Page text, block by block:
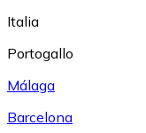
Italia
Portogallo
Málaga
Barcelona